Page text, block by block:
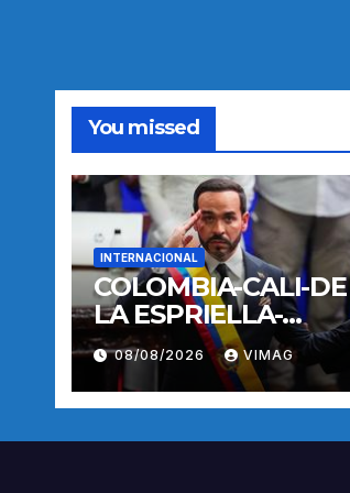
You missed
INTERNACIONAL
COLOMBIA-CALI-DE
LA ESPRIELLA-
TOMA DE POSESION
08/08/2026 VIMAG